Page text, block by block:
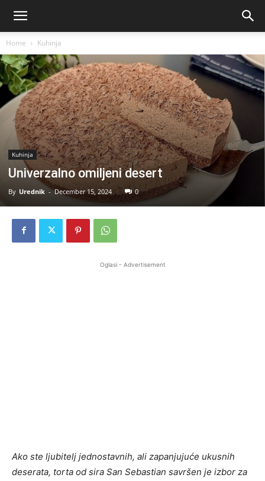
Home Kuhinja
Kuhinja
Univerzalno omiljeni desert
By Urednik - December 15, 2024 0
Oglasi - Advertisement
Ako ste ljubitelj jednostavnih, ali zapanjujuće ukusnih
deserata, torta od sira San Sebastian savršen je izbor za